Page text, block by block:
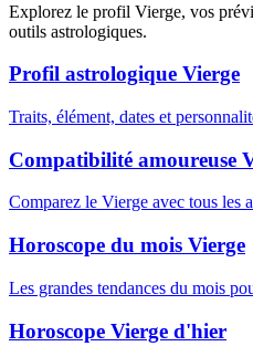
Explorez le profil Vierge, vos
outils astrologiques.
Profil astrologique Vierge
Traits, élément, dates et
Compatibilité amoureuse
Comparez le Vierge avec tous les
Horoscope du mois Vierge
Les grandes tendances du mois
Horoscope Vierge d'hier